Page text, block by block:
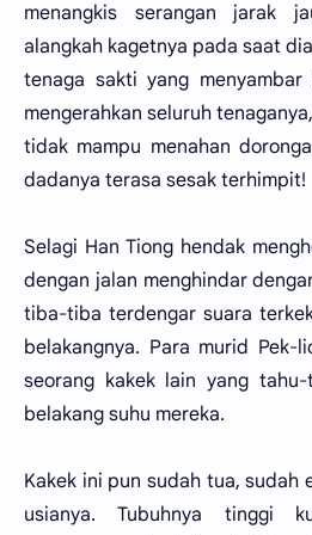
menangkis serangan jarak
alangkah kagetnya pada saat
tenaga sakti yang
mengerahkan seluruh
tidak mampu menahan
dadanya terasa sesak terhimpit!
Selagi Han Tiong hendak
dengan jalan menghindar
tiba-tiba terdengar suara
belakangnya. Para murid Pek-
seorang kakek lain yang
belakang suhu mereka.
Kakek ini pun sudah tua, sudah
usianya. Tubuhnya tinggi